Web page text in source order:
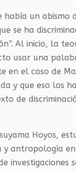
un abismo
se ha
Al inicio, la
usar una
en el caso de
y que eso los
de
Hoyos,
antropología
investigaciones